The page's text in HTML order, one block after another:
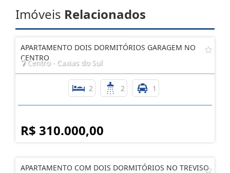
Imóveis Relacionados
APARTAMENTO DOIS DORMITÓRIOS GARAGEM NO
CENTRO
Centro - Caxias do Sul
2 2 1
R$ 310.000,00
APARTAMENTO COM DOIS DORMITÓRIOS NO TREVISO